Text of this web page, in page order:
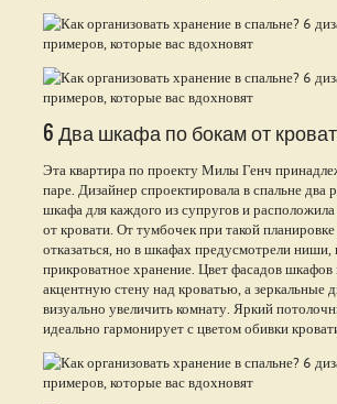
6 Два шкафа по бокам от
Эта квартира по проекту Милы Генч
паре. Дизайнер спроектировала в спальне два
шкафа для каждого из супругов и
от кровати. От тумбочек при такой
отказаться, но в шкафах предусмотрели ниши,
прикроватное хранение. Цвет фасадов шкафов
акцентную стену над кроватью, а зеркальные
визуально увеличить комнату. Яркий
идеально гармонирует с цветом обивки